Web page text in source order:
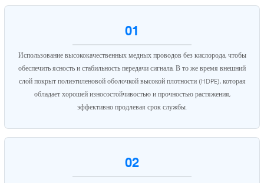
01
Использование высококачественных медных проводов без кислорода, чтобы
обеспечить ясность и стабильность передачи сигнала. В то же время внешний
слой покрыт полиэтиленовой оболочкой высокой плотности (HDPE), которая
обладает хорошей износостойчивостью и прочностью растяжения,
эффективно продлевая срок службы.
02